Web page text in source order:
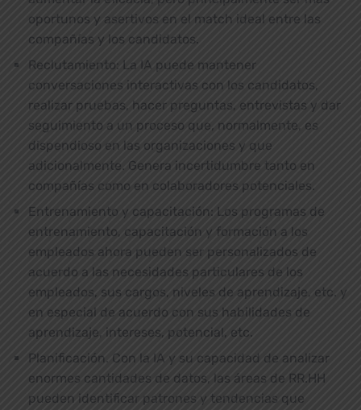
oportunos y asertivos en el match ideal entre las
compañías y los candidatos.
Reclutamiento: La IA puede mantener
conversaciones interactivas con los candidatos,
realizar pruebas, hacer preguntas, entrevistas y dar
seguimiento a un proceso que, normalmente, es
dispendioso en las organizaciones y que
adicionalmente. Genera incertidumbre tanto en
compañías como en colaboradores potenciales.
Entrenamiento y capacitación: Los programas de
entrenamiento, capacitación y formación a los
empleados ahora pueden ser personalizados de
acuerdo a las necesidades particulares de los
empleados, sus cargos, niveles de aprendizaje, etc. y
en especial de acuerdo con sus habilidades de
aprendizaje, intereses, potencial, etc.
Planificación. Con la IA y su capacidad de analizar
enormes cantidades de datos, las áreas de RR.HH
pueden identificar patrones y tendencias que